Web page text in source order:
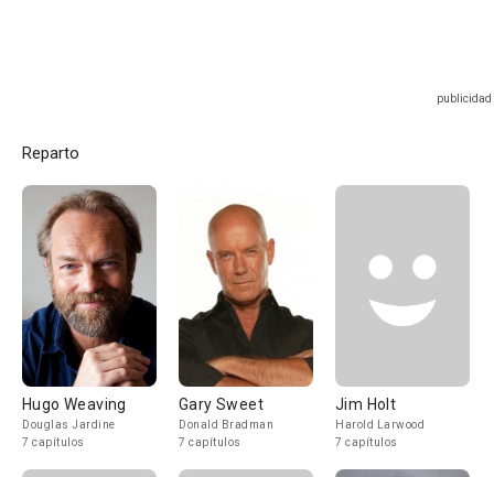
Reparto
Hugo Weaving
Douglas Jardine
7 capítulos
Gary Sweet
Donald Bradman
7 capítulos
Jim Holt
Harold Larwood
7 capítulos